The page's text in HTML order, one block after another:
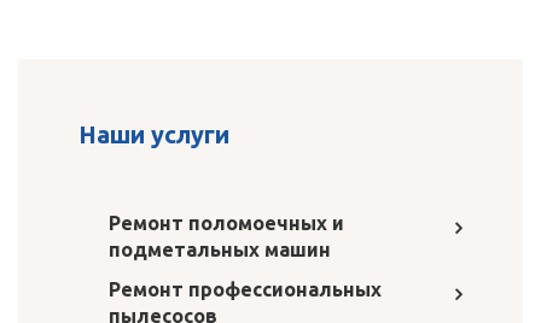
Наши услуги
Ремонт поломоечных и
подметальных машин
Ремонт профессиональных
пылесосов